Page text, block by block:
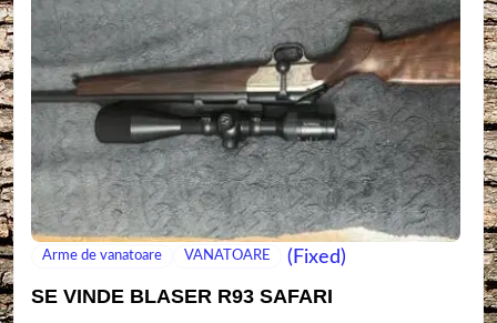
Arme de vanatoare VANATOARE (Fixed)
SE VINDE BLASER R93 SAFARI